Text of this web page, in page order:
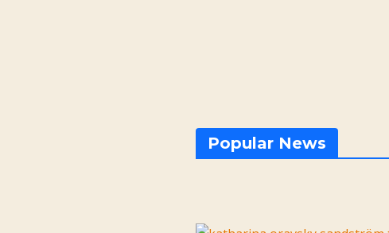
Popular News